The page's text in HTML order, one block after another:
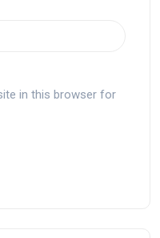
in this browser for